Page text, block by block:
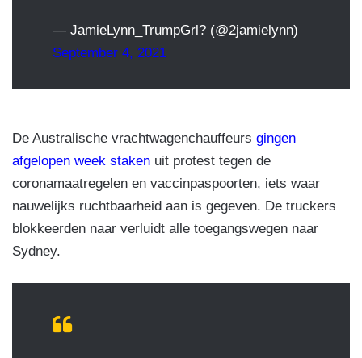
— JamieLynn_TrumpGrl? (@2jamielynn)
September 4, 2021
De Australische vrachtwagenchauffeurs gingen
afgelopen week staken uit protest tegen de
coronamaatregelen en vaccinpaspoorten, iets waar
nauwelijks ruchtbaarheid aan is gegeven. De truckers
blokkeerden naar verluidt alle toegangswegen naar
Sydney.